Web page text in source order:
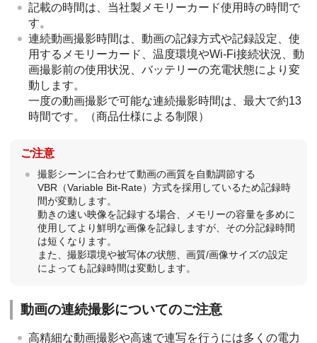
記載の時間は、当社製メモリーカード使用時の時間で
す。
連続動画撮影時間は、動画の記録方式や記録設定、使
用するメモリーカード、温度環境やWi-Fi接続状況、動
画撮影前の使用状況、バッテリーの充電状態により変
動します。
一度の動画撮影で可能な連続撮影時間は、最大で約13
時間です。（商品仕様による制限）
ご注意
撮影シーンに合わせて動画の画質を自動調節する
VBR（Variable Bit-Rate）方式を採用しているため記録時
間が変動します。
動きの速い映像を記録する場合、メモリーの容量を多めに
使用してより鮮明な画像を記録しますが、その分記録時間
は短くなります。
また、撮影環境や被写体の状態、画質/画像サイズの設定
によっても記録時間は変動します。
動画の連続撮影についてのご注意
高精細な動画撮影や高速で連写を行うには多くの電力